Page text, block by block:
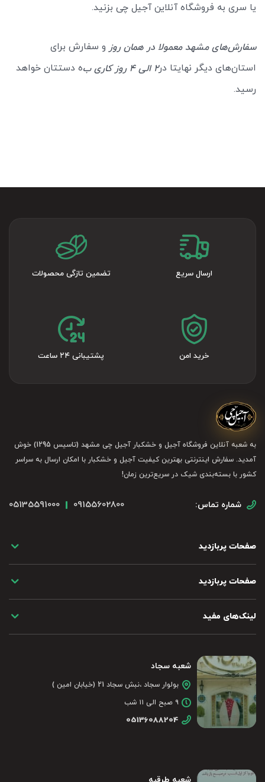
یا سری به فروشگاه آنلاین آجیل چی بزنید.
سفارش‌های مشهد معمولا در همان روز و سفارش برای
استان‌های دیگر نهایتا در2 الی 4 روز کاری ب
ه دستتان خواهد
رسید.
ارسال سریع تضمین تازگی محصولات
خرید امن پشتیبانی ۲۴ ساعت
به شعبه آنلاین فروشگاه آجیل و خشکبار آجیل چی مشهد (تاسیس 1295) خوش
آمدید. سفارش اینترنتی بهترین کیفیت آجیل و خشکبار با امکان ارسال به سراسر
کشور با بسته‌بندی شیک در سریع‌ترین زمان!
شماره تماس: 09155602800
05135591000
صفحات پربازدید
صفحات پربازدید
لینک‌های مفید
شعبه سجاد
بولوار سجاد ،نبش سجاد 21 (خیابان امین )
۹ صبح الی ۱۱ شب
05136088204